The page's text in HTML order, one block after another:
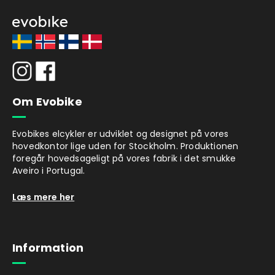
Den robuste aluminiumsramme og en
maksimal belastning på 120 kg giver en stabil
og sikker tur.
IP-klassificering
Med IPX5-klassificering er det elektriske
løbehjul beskyttet mod vandstænk fra alle
retninger, hvilket betyder, at du kan køre i let
regn uden problemer.
Oplader og batteri medfølger.
Om Evobike
Evobikes elcykler er udviklet og designet på vores
hovedkontor lige uden for Stockholm. Produktionen
foregår hovedsageligt på vores fabrik i det smukke
Aveiro i Portugal.
Læs mere her
Information